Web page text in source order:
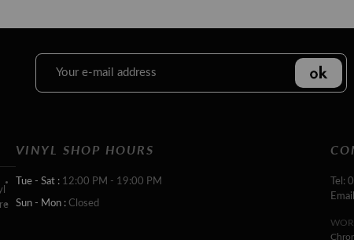
VINYL SHOP HOURS
Tue - Sat : 12:00 PM - 19:00 PM
Sun - Mon : Closed
Tel: